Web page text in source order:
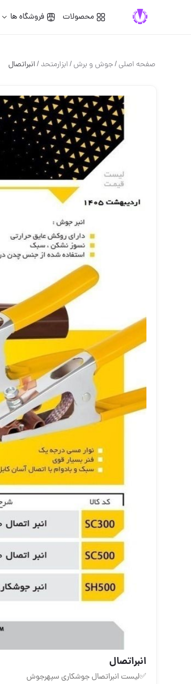
محصولات فروشگاه ها
صفحه اصلی/جوش و برش/ابزارمتحد /انبراتصال
انبراتصال
✅لیست انبراتصال جوشکاری سپهرجوش